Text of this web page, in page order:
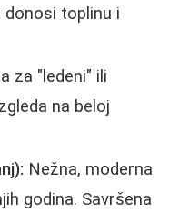
donosi toplinu i
za "ledeni" ili
na beloj
Nežna, moderna
godina. Savršena